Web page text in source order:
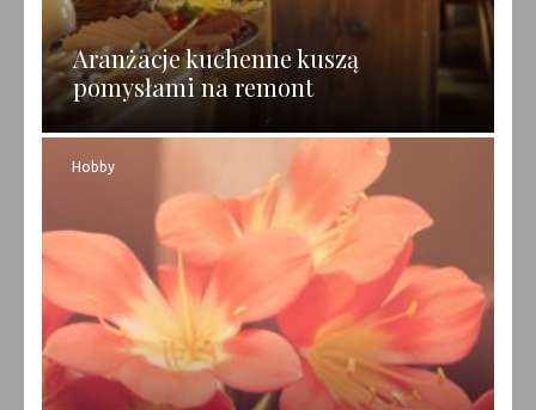
Aranżacje kuchenne kuszą
pomysłami na remont
Hobby